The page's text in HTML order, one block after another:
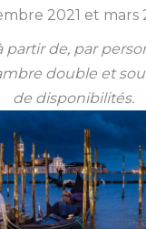
2021 et mars
partir de, par
double et
de disponibilités.